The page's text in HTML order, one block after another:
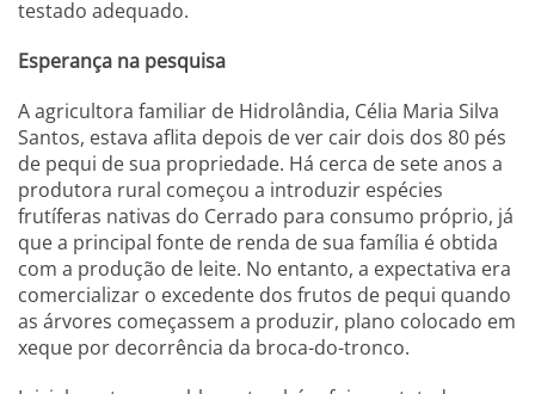
testado adequado.
Esperança na pesquisa
A agricultora familiar de Hidrolândia, Célia Maria Silva
Santos, estava aflita depois de ver cair dois dos 80 pés
de pequi de sua propriedade. Há cerca de sete anos a
produtora rural começou a introduzir espécies
frutíferas nativas do Cerrado para consumo próprio, já
que a principal fonte de renda de sua família é obtida
com a produção de leite. No entanto, a expectativa era
comercializar o excedente dos frutos de pequi quando
as árvores começassem a produzir, plano colocado em
xeque por decorrência da broca-do-tronco.